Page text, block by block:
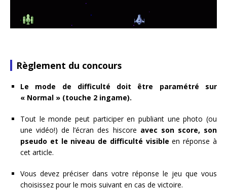
Règlement du concours
Le mode de difficulté doit être paramétré sur
« Normal » (touche 2 ingame).
Tout le monde peut participer en publiant une photo (ou
une vidéo!) de l’écran des hiscore avec son score, son
pseudo et le niveau de difficulté visible en réponse à
cet article.
Vous devez préciser dans votre réponse le jeu que vous
choisissez pour le mois suivant en cas de victoire.